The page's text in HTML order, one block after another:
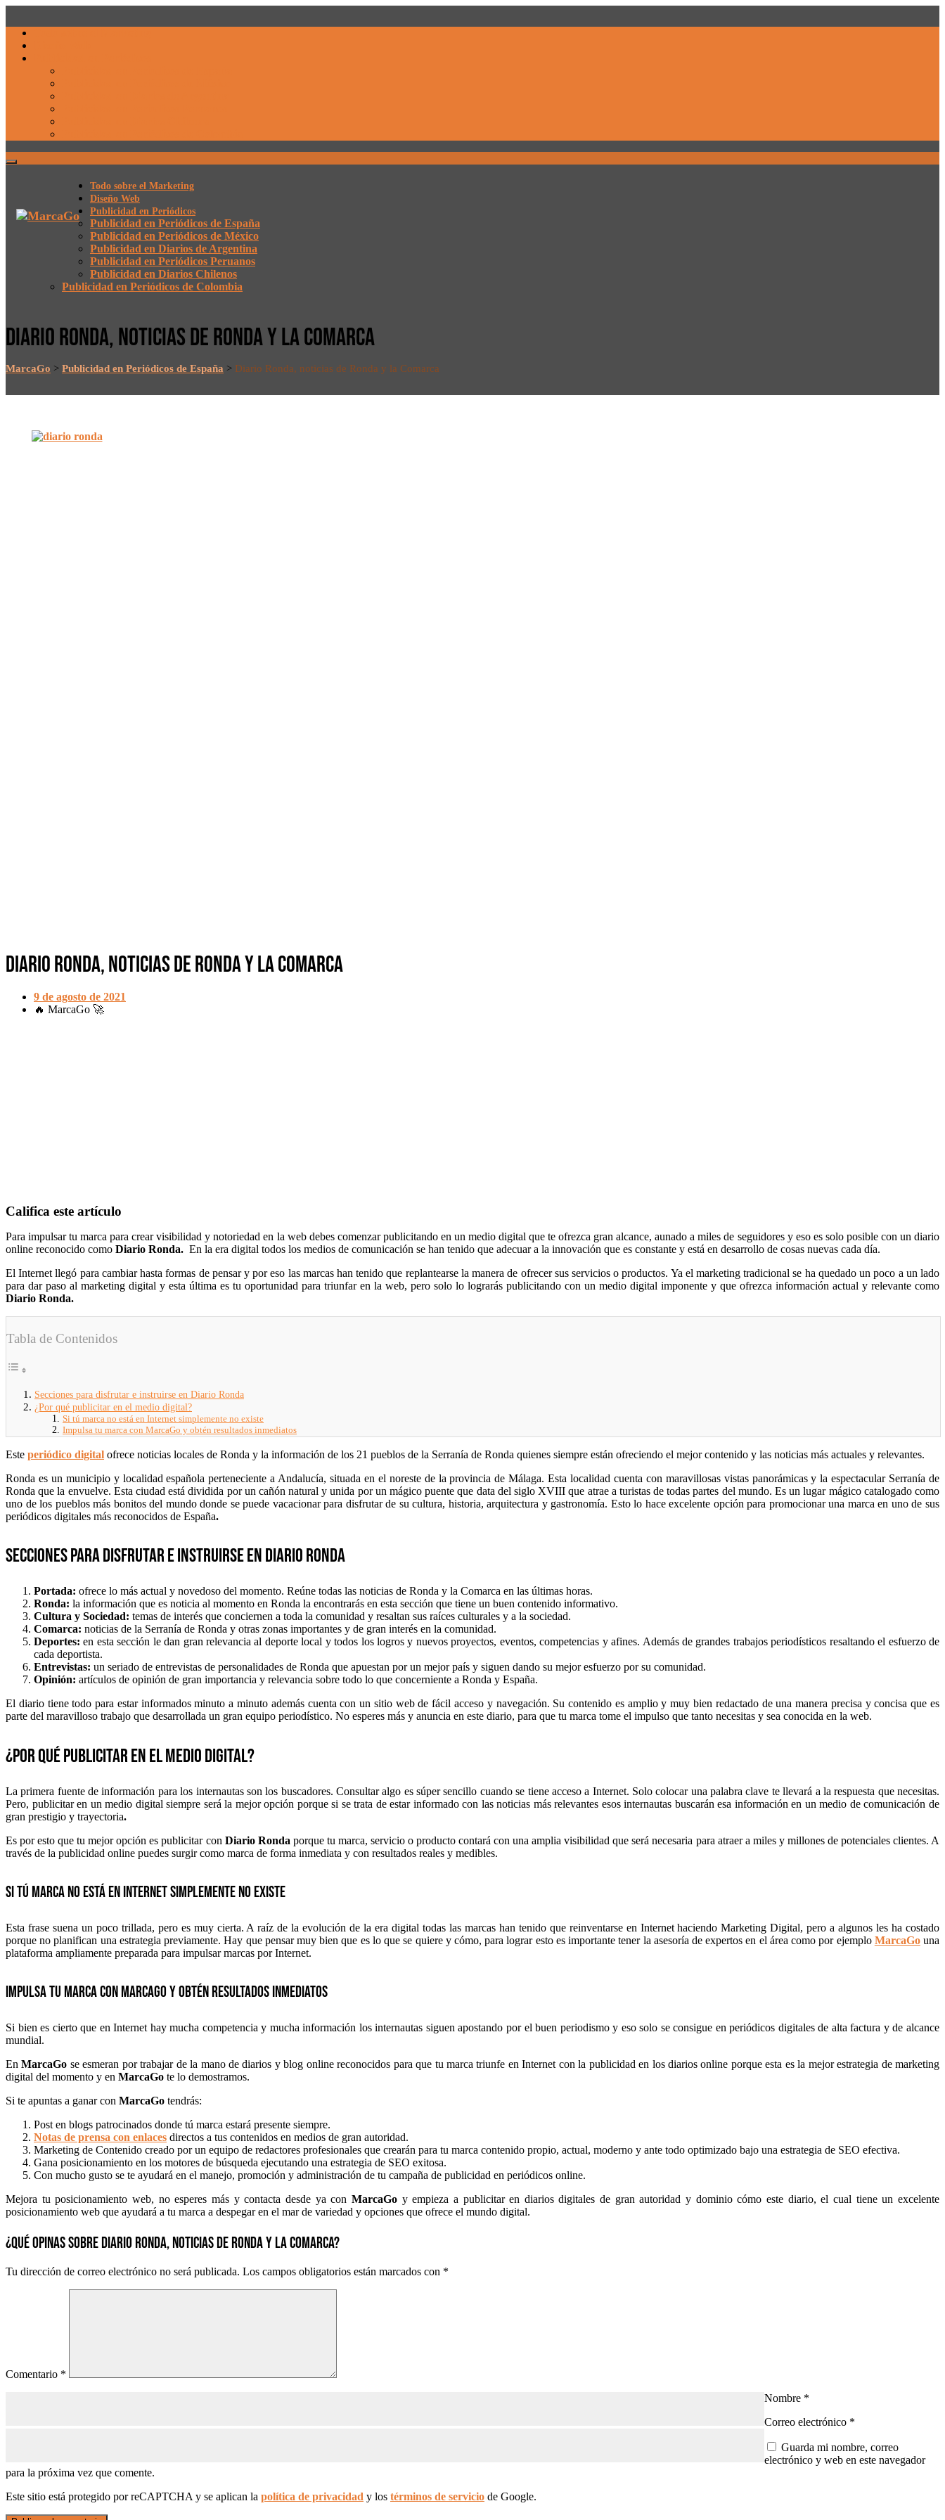
Todo sobre el Marketing
Diseño Web
Publicidad en Periódicos
Publicidad en Periódicos de España
Publicidad en Periódicos de México
Publicidad en Diarios de Argentina
Publicidad en Periódicos Peruanos
Publicidad en Diarios Chilenos
Publicidad en Periódicos de Colombia
DIARIO RONDA, NOTICIAS DE RONDA Y LA COMARCA
MarcaGo > Publicidad en Periódicos de España > Diario Ronda, noticias de Ronda y la Comarca
Diario Ronda, noticias de Ronda y la Comarca
9 de agosto de 2021
🔥 MarcaGo 🚀
Califica este artículo
Para impulsar tu marca para crear visibilidad y notoriedad en la web debes comenzar publicitando en un medio digital que te ofrezca gran alcance, aunado a miles de seguidores y eso es solo posible con un diario
online reconocido como Diario Ronda. En la era digital todos los medios de comunicación se han tenido que adecuar a la innovación que es constante y está en desarrollo de cosas nuevas cada día.
El Internet llegó para cambiar hasta formas de pensar y por eso las marcas han tenido que replantearse la manera de ofrecer sus servicios o productos. Ya el marketing tradicional se ha quedado un poco a un lado
para dar paso al marketing digital y esta última es tu oportunidad para triunfar en la web, pero solo lo lograrás publicitando con un medio digital imponente y que ofrezca información actual y relevante como
Diario Ronda.
Tabla de Contenidos
Secciones para disfrutar e instruirse en Diario Ronda
¿Por qué publicitar en el medio digital?
Si tú marca no está en Internet simplemente no existe
Impulsa tu marca con MarcaGo y obtén resultados inmediatos
Este periódico digital ofrece noticias locales de Ronda y la información de los 21 pueblos de la Serranía de Ronda quienes siempre están ofreciendo el mejor contenido y las noticias más actuales y relevantes.
Ronda es un municipio y localidad española perteneciente a Andalucía, situada en el noreste de la provincia de Málaga. Esta localidad cuenta con maravillosas vistas panorámicas y la espectacular Serranía de
Ronda que la envuelve. Esta ciudad está dividida por un cañón natural y unida por un mágico puente que data del siglo XVIII que atrae a turistas de todas partes del mundo. Es un lugar mágico catalogado como
uno de los pueblos más bonitos del mundo donde se puede vacacionar para disfrutar de su cultura, historia, arquitectura y gastronomía. Esto lo hace excelente opción para promocionar una marca en uno de sus
periódicos digitales más reconocidos de España.
Secciones para disfrutar e instruirse en Diario Ronda
Portada: ofrece lo más actual y novedoso del momento. Reúne todas las noticias de Ronda y la Comarca en las últimas horas.
Ronda: la información que es noticia al momento en Ronda la encontrarás en esta sección que tiene un buen contenido informativo.
Cultura y Sociedad: temas de interés que conciernen a toda la comunidad y resaltan sus raíces culturales y a la sociedad.
Comarca: noticias de la Serranía de Ronda y otras zonas importantes y de gran interés en la comunidad.
Deportes: en esta sección le dan gran relevancia al deporte local y todos los logros y nuevos proyectos, eventos, competencias y afines. Además de grandes trabajos periodísticos resaltando el esfuerzo de
cada deportista.
Entrevistas: un seriado de entrevistas de personalidades de Ronda que apuestan por un mejor país y siguen dando su mejor esfuerzo por su comunidad.
Opinión: artículos de opinión de gran importancia y relevancia sobre todo lo que concerniente a Ronda y España.
El diario tiene todo para estar informados minuto a minuto además cuenta con un sitio web de fácil acceso y navegación. Su contenido es amplio y muy bien redactado de una manera precisa y concisa que es
parte del maravilloso trabajo que desarrollada un gran equipo periodístico. No esperes más y anuncia en este diario, para que tu marca tome el impulso que tanto necesitas y sea conocida en la web.
¿Por qué publicitar en el medio digital?
La primera fuente de información para los internautas son los buscadores. Consultar algo es súper sencillo cuando se tiene acceso a Internet. Solo colocar una palabra clave te llevará a la respuesta que necesitas.
Pero, publicitar en un medio digital siempre será la mejor opción porque si se trata de estar informado con las noticias más relevantes esos internautas buscarán esa información en un medio de comunicación de
gran prestigio y trayectoria.
Es por esto que tu mejor opción es publicitar con Diario Ronda porque tu marca, servicio o producto contará con una amplia visibilidad que será necesaria para atraer a miles y millones de potenciales clientes. A
través de la publicidad online puedes surgir como marca de forma inmediata y con resultados reales y medibles.
Si tú marca no está en Internet simplemente no existe
Esta frase suena un poco trillada, pero es muy cierta. A raíz de la evolución de la era digital todas las marcas han tenido que reinventarse en Internet haciendo Marketing Digital, pero a algunos les ha costado
porque no planifican una estrategia previamente. Hay que pensar muy bien que es lo que se quiere y cómo, para lograr esto es importante tener la asesoría de expertos en el área como por ejemplo MarcaGouna
plataforma ampliamente preparada para impulsar marcas por Internet.
Impulsa tu marca con MarcaGo y obtén resultados inmediatos
Si bien es cierto que en Internet hay mucha competencia y mucha información los internautas siguen apostando por el buen periodismo y eso solo se consigue en periódicos digitales de alta factura y de alcance
mundial.
EnMarcaGo se esmeran por trabajar de la mano de diarios y blog online reconocidos para que tu marca triunfe en Internet con la publicidad en los diarios online porque esta es la mejor estrategia de marketing
digital del momento y en MarcaGo te lo demostramos.
Si te apuntas a ganar con MarcaGo tendrás:
Post en blogs patrocinados donde tú marca estará presente siempre.
Notas de prensa con enlaces directos a tus contenidos en medios de gran autoridad.
Marketing de Contenido creado por un equipo de redactores profesionales que crearán para tu marca contenido propio, actual, moderno y ante todo optimizado bajo una estrategia de SEO efectiva.
Gana posicionamiento en los motores de búsqueda ejecutando una estrategia de SEO exitosa.
Con mucho gusto se te ayudará en el manejo, promoción y administración de tu campaña de publicidad en periódicos online.
Mejora tu posicionamiento web, no esperes más y contacta desde ya con MarcaGo y empieza a publicitar en diarios digitales de gran autoridad y dominio cómo este diario, el cual tiene un excelente
posicionamiento web que ayudará a tu marca a despegar en el mar de variedad y opciones que ofrece el mundo digital.
¿QUÉ OPINAS SOBRE DIARIO RONDA, NOTICIAS DE RONDA Y LA COMARCA?
Tu dirección de correo electrónico no será publicada. Los campos obligatorios están marcados con *
Comentario *
Nombre *
Correo electrónico *
Guarda mi nombre, correo
electrónico y web en este navegador
para la próxima vez que comente.
Este sitio está protegido por reCAPTCHA y se aplican la política de privacidad y los términos de servicio de Google.